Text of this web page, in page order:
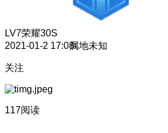
LV7荣耀30S
2021-01-2 17:08属地未知
关注
117阅读